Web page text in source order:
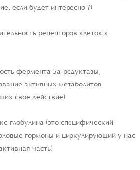
если будет интересно ?)
рецепторов клеток к
фермента 5а-редуктазы,
активных метаболитов
свое действие)
глобулина (это специфический
гормоны и циркулирующий у нас
часть)